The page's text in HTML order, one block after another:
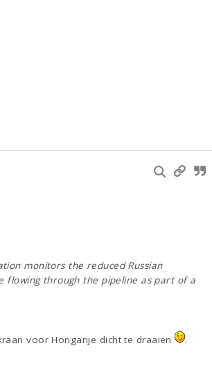
monitors the reduced Russian
flowing through the pipeline as part of a
voor Hongarije dicht te draaien .